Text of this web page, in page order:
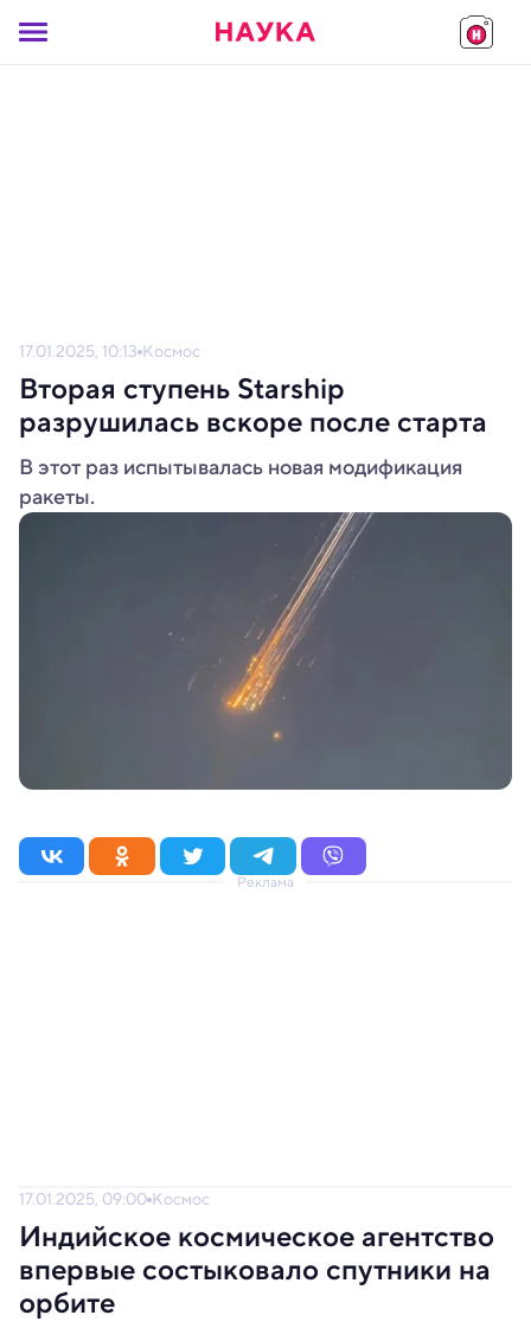
17.01.2025, 10:13 Космос
Вторая ступень Starship
разрушилась вскоре после старта
В этот раз испытывалась новая модификация
ракеты.
Реклама
17.01.2025, 09:00 Космос
Индийское космическое агентство
впервые состыковало спутники на
орбите